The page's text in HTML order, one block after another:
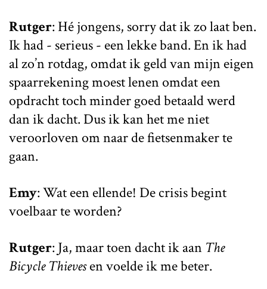
Rutger: Hé jongens, sorry dat ik zo laat ben.
Ik had - serieus - een lekke band. En ik had
al zo’n rotdag, omdat ik geld van mijn eigen
spaarrekening moest lenen omdat een
opdracht toch minder goed betaald werd
dan ik dacht. Dus ik kan het me niet
veroorloven om naar de fietsenmaker te
gaan.
Emy: Wat een ellende! De crisis begint
voelbaar te worden?
Rutger: Ja, maar toen dacht ik aan The
Bicycle Thievesen voelde ik me beter.